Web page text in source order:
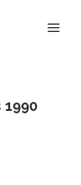
1990